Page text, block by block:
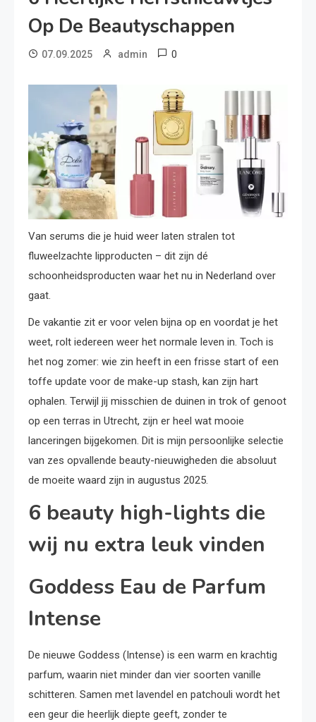
Op De Beautyschappen
07.09.2025 admin 0
Van serums die je huid weer laten stralen tot
fluweelzachte lipproducten – dit zijn dé
schoonheidsproducten waar het nu in Nederland over
gaat.
De vakantie zit er voor velen bijna op en voordat je het
weet, rolt iedereen weer het normale leven in. Toch is
het nog zomer: wie zin heeft in een frisse start of een
toffe update voor de make-up stash, kan zijn hart
ophalen. Terwijl jij misschien de duinen in trok of genoot
op een terras in Utrecht, zijn er heel wat mooie
lanceringen bijgekomen. Dit is mijn persoonlijke selectie
van zes opvallende beauty-nieuwigheden die absoluut
de moeite waard zijn in augustus 2025.
6 beauty high-lights die
wij nu extra leuk vinden
Goddess Eau de Parfum
Intense
De nieuwe Goddess (Intense) is een warm en krachtig
parfum, waarin niet minder dan vier soorten vanille
schitteren. Samen met lavendel en patchouli wordt het
een geur die heerlijk diepte geeft, zonder te